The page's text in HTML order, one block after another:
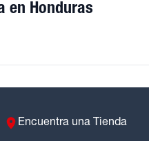
en Honduras
Encuentra una Tienda